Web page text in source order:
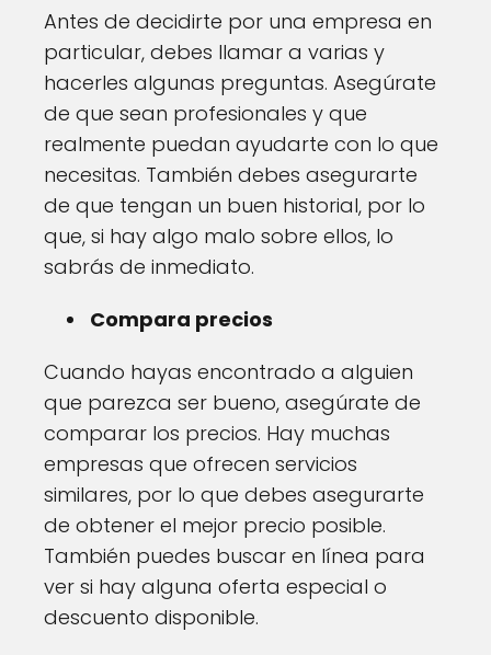
Antes de decidirte por una empresa en
particular, debes llamar a varias y
hacerles algunas preguntas. Asegúrate
de que sean profesionales y que
realmente puedan ayudarte con lo que
necesitas. También debes asegurarte
de que tengan un buen historial, por lo
que, si hay algo malo sobre ellos, lo
sabrás de inmediato.
Compara precios
Cuando hayas encontrado a alguien
que parezca ser bueno, asegúrate de
comparar los precios. Hay muchas
empresas que ofrecen servicios
similares, por lo que debes asegurarte
de obtener el mejor precio posible.
También puedes buscar en línea para
ver si hay alguna oferta especial o
descuento disponible.